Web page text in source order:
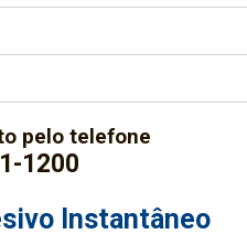
pelo telefone
1200
Instantâneo